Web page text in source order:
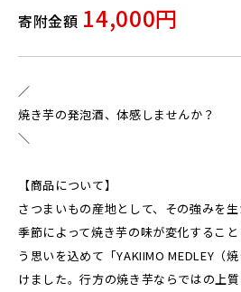
寄附金額 14,000円
／
焼き芋の発泡酒、体感しませんか？
＼
【商品について】
さつまいもの産地として、その強みを生
季節によって焼き芋の味が変化するこ
う思いを込めて「YAKIIMO MEDLEY（
けました。行方の焼き芋ならではの上